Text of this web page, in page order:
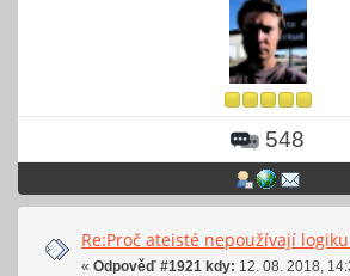
548
Re:Proč ateisté nepoužívají logiku
« Odpověď #1921 kdy: 12. 08. 2018,